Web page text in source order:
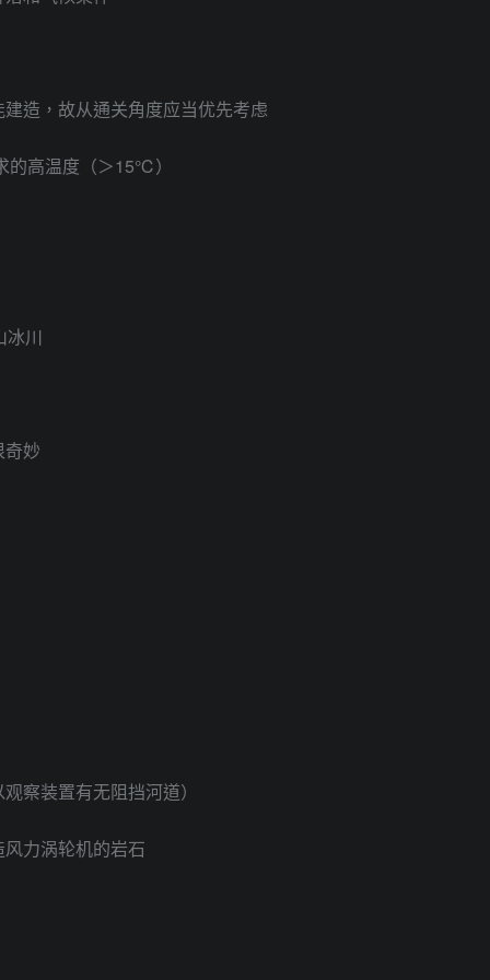
造，故从通关角度应当优先考虑
的高温度（＞15℃）
冰川
妙
察装置有无阻挡河道）
力涡轮机的岩石